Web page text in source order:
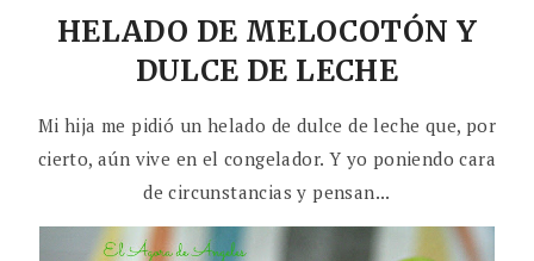
HELADO DE MELOCOTÓN Y
DULCE DE LECHE
Mi hija me pidió un helado de dulce de leche que, por
cierto, aún vive en el congelador. Y yo poniendo cara
de circunstancias y pensan...